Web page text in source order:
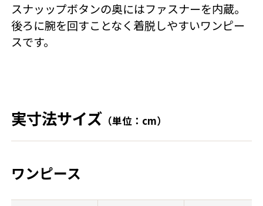
スナッップボタンの奥にはファスナーを内蔵。
後ろに腕を回すことなく着脱しやすいワンピー
スです。
実寸法サイズ （単位：cm）
ワンピース